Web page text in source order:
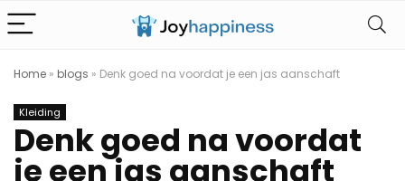
Home » blogs » Denk goed na voordat je een jas aanschaft
Kleiding
Denk goed na voordat
je een jas aanschaft